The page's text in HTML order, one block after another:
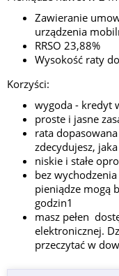
Zawieranie
urządzenia
RRSO 23,88%
Wysokość raty
Korzyści:
wygoda - kredyt
proste i jasne
rata
zdecydujesz,
niskie i stałe
bez
pieniądze mogą
godzin1
masz pełen
elektronicznej.
przeczytać w